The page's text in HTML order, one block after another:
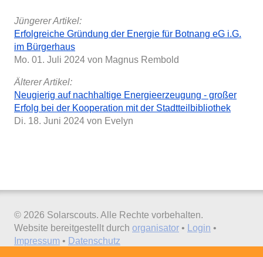
Jüngerer Artikel:
Erfolgreiche Gründung der Energie für Botnang eG i.G.
im Bürgerhaus
Mo. 01. Juli 2024 von Magnus Rembold
Älterer Artikel:
Neugierig auf nachhaltige Energieerzeugung - großer
Erfolg bei der Kooperation mit der Stadtteilbibliothek
Di. 18. Juni 2024 von Evelyn
© 2026 Solarscouts. Alle Rechte vorbehalten.
Website bereitgestellt durch organisator • Login •
Impressum • Datenschutz